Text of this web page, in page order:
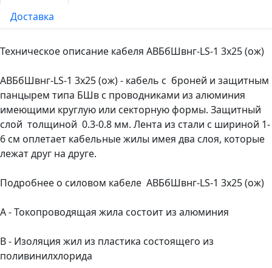
Доставка
Техническое описание кабеля АВБбШвнг-LS-1 3х25 (ож)
АВБбШвнг-LS-1 3х25 (ож) - кабель с броней и защитным
панцырем типа БШв с проводниками из алюминия
имеющими круглую или секторную формы. Защитный
слой толщиной 0.3-0.8 мм. Лента из стали с шириной 1-
6 см оплетает кабельные жилы имея два слоя, которые
лежат друг на друге.
Подробнее о силовом кабеле АВБбШвнг-LS-1 3х25 (ож)
А - Токопроводящая жила состоит из алюминия
В - Изоляция жил из пластика состоящего из
поливинилхлорида